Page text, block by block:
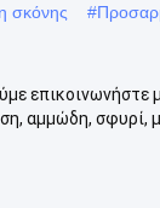
σκόνης #
επικοινωνήστε
αμμώδη, σφυρί,